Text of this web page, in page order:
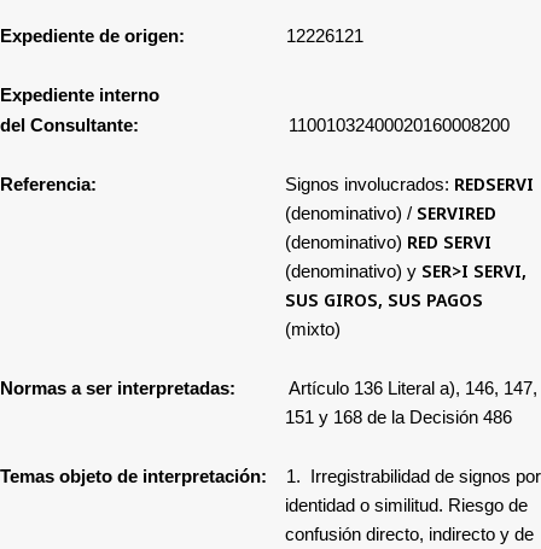
Expediente de origen: 12226121
Expediente interno
del Consultante: 11001032400020160008200
Referencia: Signos involucrados: REDSERVI
(denominativo) / SERVIRED
(denominativo) RED SERVI
(denominativo) y SER>I SERVI,
SUS GIROS, SUS PAGOS
(mixto)
Normas a ser interpretadas: Artículo 136 Literal a), 146, 147,
151 y 168 de la Decisión 486
Temas objeto de interpretación: 1.
Irregistrabilidad de signos por
identidad o similitud. Riesgo de
confusión directo, indirecto y de